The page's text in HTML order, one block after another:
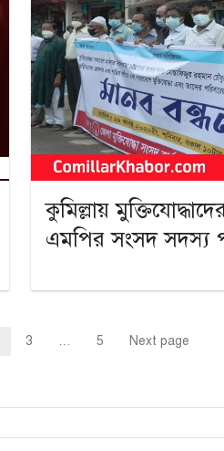
কুমিল্লায়
এমপির সংসদ সদস্য
Page Page
3 … Page
5 Next page